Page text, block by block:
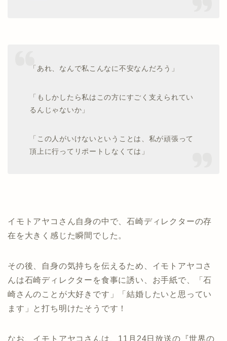
「あれ、なんで私こんなに不安なんだろう」
「もしかしたら私はこの方にすごく支えられてい
るんじゃないか」
「この人がいけないということは、私が頑張って
頂上に行ってリポートしなくては」
イモトアヤコさん自身の中で、石崎ディレクターの存
在を大きく感じた瞬間でした。
その後、自身の気持ちを伝えるため、イモトアヤコさ
んは石崎ディレクターを食事に誘い、お手紙で、「石
崎さんのことが大好きです」「結婚したいと思ってい
ます」と打ち明けたそうです！
なお、イモトアヤコさんは、11月24日放送の『世界の